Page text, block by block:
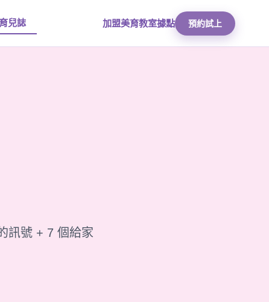
育兒誌 加盟美育教室據點 預約試上
訊號 + 7 個給家